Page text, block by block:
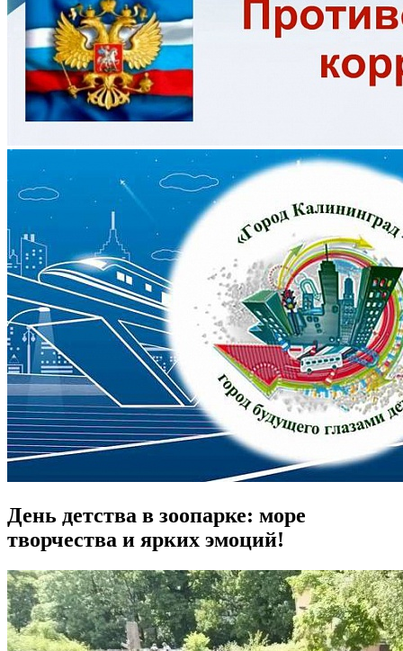
День детства в зоопарке: море
творчества и ярких эмоций!